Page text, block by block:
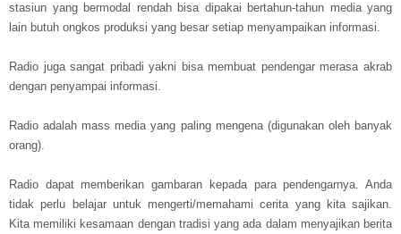
stasiun yang bermodal rendah bisa dipakai bertahun-tahun media yang
lain butuh ongkos produksi yang besar setiap menyampaikan informasi.
Radio juga sangat pribadi yakni bisa membuat pendengar merasa akrab
dengan penyampai informasi.
Radio adalah mass media yang paling mengena (digunakan oleh banyak
orang).
Radio dapat memberikan gambaran kepada para pendengarnya. Anda
tidak perlu belajar untuk mengerti/memahami cerita yang kita sajikan.
Kita memiliki kesamaan dengan tradisi yang ada dalam menyajikan berita